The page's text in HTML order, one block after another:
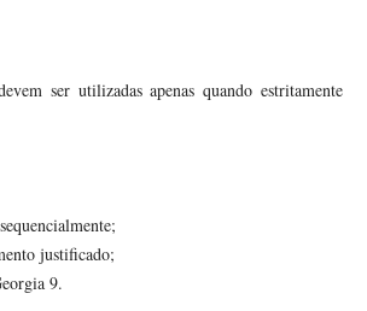
ser utilizadas apenas quando estritamente
justificado;
9.